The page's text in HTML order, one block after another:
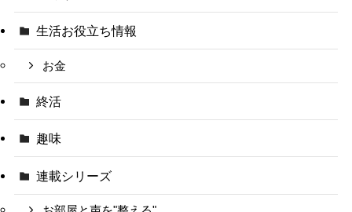
生活お役立ち情報
お金
終活
趣味
連載シリーズ